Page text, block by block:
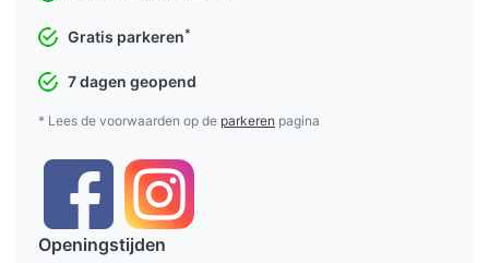
Gratis parkeren*
7 dagen geopend
* Lees de voorwaarden op de parkeren pagina
Openingstijden